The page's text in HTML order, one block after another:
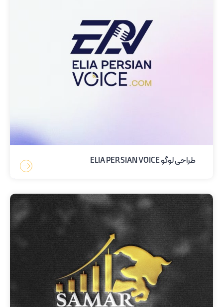
طراحی لوگو ELIA PERSIAN VOICE